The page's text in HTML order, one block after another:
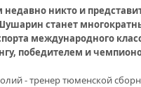
недавно никто и
станет
международного
победителем и
- тренер тюменской